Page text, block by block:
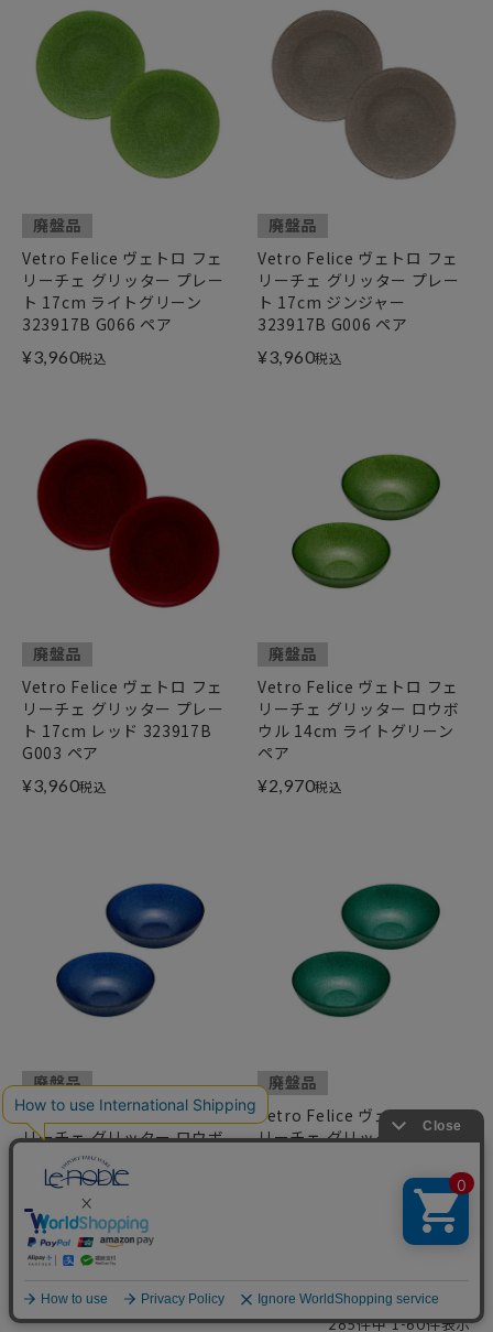
廃盤品
Vetro Felice ヴェトロ フェ
リーチェ グリッター プレー
ト 17cm ライトグリーン
323917B G066 ペア
¥3,960税込
廃盤品
Vetro Felice ヴェトロ フェ
リーチェ グリッター プレー
ト 17cm ジンジャー
323917B G006 ペア
¥3,960税込
廃盤品
Vetro Felice ヴェトロ フェ
リーチェ グリッター プレー
ト 17cm レッド 323917B
G003 ペア
¥3,960税込
廃盤品
Vetro Felice ヴェトロ フェ
リーチェ グリッター ロウボ
ウル 14cm ライトグリーン
ペア
¥2,970税込
廃盤品
Vetro Felice ヴェトロ フェ
リーチェ グリッター ロウボ
ウル 14cm ダークブルー ペ
¥2,970税込
廃盤品
Vetro Felice ヴェトロ フェ
リーチェ グリッター ロウボ
285件中 1-60件表示